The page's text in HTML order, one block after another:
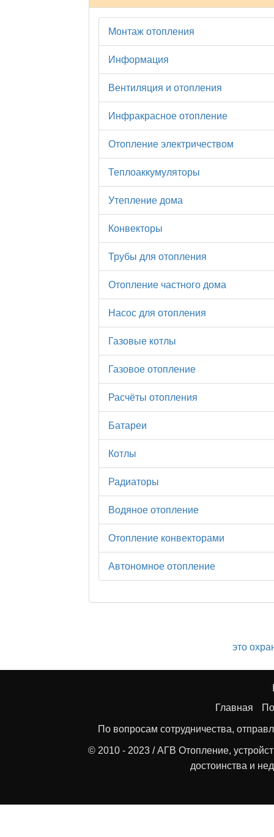
Монтаж отопления
Информация
Вентиляция и отопления
Инфракрасное отопление
Отопление электричеством
Теплоаккумуляторы
Утепление дома
Конвекторы
Трубы для отопления
Отопление частного дома
Насос для отопления
Газовые котлы
Газовое отопление
Расчёты отопления
Батареи
Котлы
Радиаторы
Водяное отопление
Отопление конвекторами
Автономное отопление
это
Главная
По вопросам сотрудничества,
© 2010 - 2023 / АГВ Отопление,
достоинства и